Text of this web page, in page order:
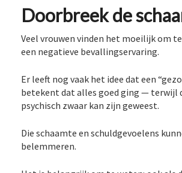
Doorbreek de
Veel vrouwen vinden het moeilijk om
een negatieve bevallingservaring.
Er leeft nog vaak het idee dat een
betekent dat alles goed ging — terwijl
psychisch zwaar kan zijn geweest.
Die schaamte en schuldgevoelens
belemmeren.